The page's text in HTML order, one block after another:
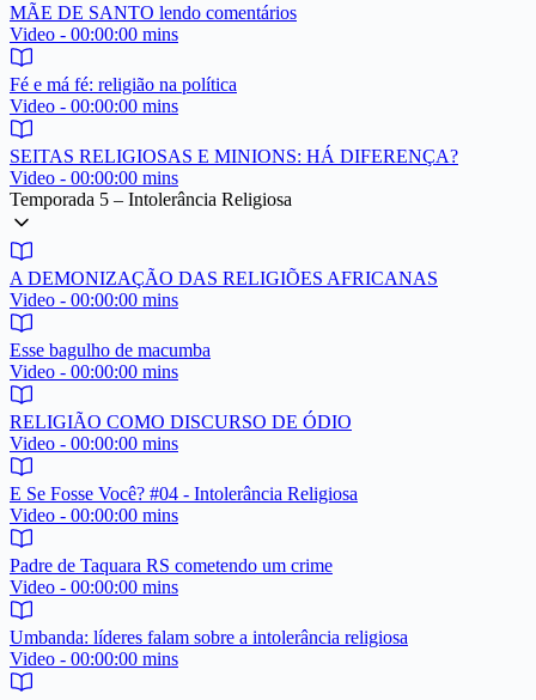
MÃE DE SANTO lendo comentários
Video - 00:00:00 mins
Fé e má fé: religião na política
Video - 00:00:00 mins
SEITAS RELIGIOSAS E MINIONS: HÁ DIFERENÇA?
Video - 00:00:00 mins
Temporada 5 – Intolerância Religiosa
A DEMONIZAÇÃO DAS RELIGIÕES AFRICANAS
Video - 00:00:00 mins
Esse bagulho de macumba
Video - 00:00:00 mins
RELIGIÃO COMO DISCURSO DE ÓDIO
Video - 00:00:00 mins
E Se Fosse Você? #04 - Intolerância Religiosa
Video - 00:00:00 mins
Padre de Taquara RS cometendo um crime
Video - 00:00:00 mins
Umbanda: líderes falam sobre a intolerância religiosa
Video - 00:00:00 mins